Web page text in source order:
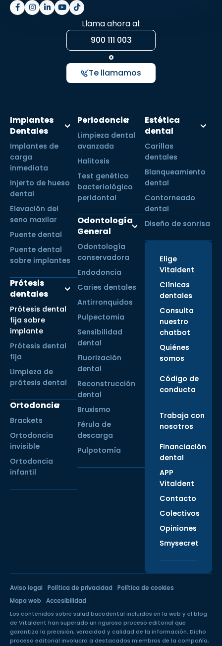
Llama ahora al:
900 111 003
o
Te llamamos
Implantes
Dentales
Implantes de
carga
inmediata
Injerto de hueso
dental
Elevación del
seno maxilar
Puente dental
Puente dental
sobre implantes
Prótesis
dentales
Prótesis dental
fija sobre
implante
Prótesis dental
fija
Limpieza de
prótesis dental
Ortodoncia
Brackets
Ortodoncia
invisible
Ortodoncia
infantil
Periodoncia
Limpieza dental
avanzada
Halitosis
Test genético
bacteriológico
peridontal
Odontología
General
Odontología
conservadora
Endodoncia
Caries dentales
Antirronquidos
Pulpectomia
Sensibilidad
dental
Fluorización
dental
Reconstrucción
dental
Bruxismo
Férula de
descarga
Pulpotomía
Estética
dental
Carillas
dentales
Blanqueamiento
dental
Contorneado
dental
Diseño de sonrisa
Elige
Vitaldent
Clínicas
dentales
Consulta
nuestro
chatbot
Quiénes
somos
Código de
conducta
Trabaja con
nosotros
Financiación
dental
APP
Vitaldent
Contacto
Colectivos
Opiniones
Smysecret
Aviso legal Política de privacidad
Política de cookies
Mapa web
Accesibilidad
Los contenidos sobre salud bucodental incluidos en la web y el blog
de Vitaldent han superado un riguroso proceso editorial que
garantiza la precisión, veracidad y calidad de la información. Dicho
proceso editorial involucra a destacados miembros de la compañía,